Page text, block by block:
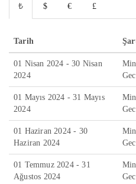
₺ $ € £
Tarih
01 Nisan 2024 - 30 Nisan
2024
01 Mayıs 2024 - 31 Mayıs
2024
01 Haziran 2024 - 30
Haziran 2024
01 Temmuz 2024 - 31
Ağustos 2024